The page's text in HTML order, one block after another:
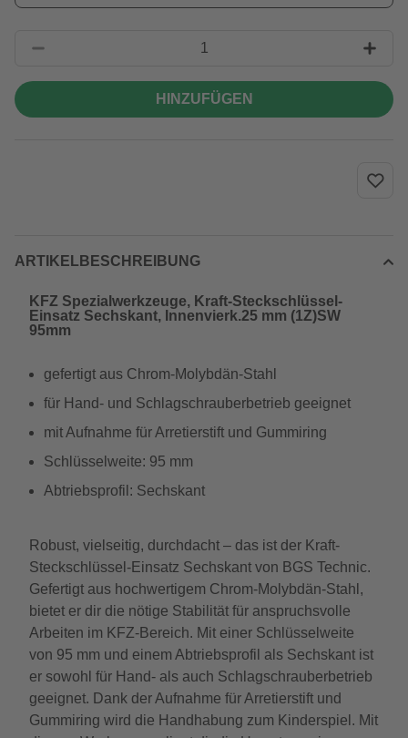
HINZUFÜGEN
ARTIKELBESCHREIBUNG
KFZ Spezialwerkzeuge, Kraft-Steckschlüssel-
Einsatz Sechskant, Innenvierk.25 mm (1Z)SW
95mm
gefertigt aus Chrom-Molybdän-Stahl
für Hand- und Schlagschrauberbetrieb geeignet
mit Aufnahme für Arretierstift und Gummiring
Schlüsselweite: 95 mm
Abtriebsprofil: Sechskant
Robust, vielseitig, durchdacht – das ist der Kraft-
Steckschlüssel-Einsatz Sechskant von BGS Technic.
Gefertigt aus hochwertigem Chrom-Molybdän-Stahl,
bietet er dir die nötige Stabilität für anspruchsvolle
Arbeiten im KFZ-Bereich. Mit einer Schlüsselweite
von 95 mm und einem Abtriebsprofil als Sechskant ist
er sowohl für Hand- als auch Schlagschrauberbetrieb
geeignet. Dank der Aufnahme für Arretierstift und
Gummiring wird die Handhabung zum Kinderspiel. Mit